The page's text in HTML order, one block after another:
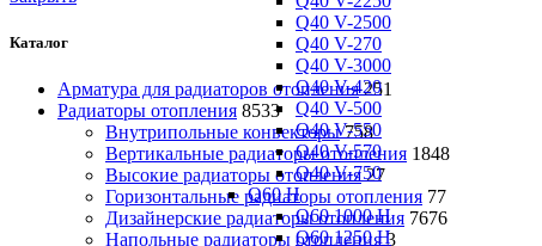
Q40 V-2500
Q40 V-270
Q40 V-3000
Q40 V-420
Q40 V-500
Q40 V-550
Q40 V-570
Q40 V-750
Q60 H
Q60 1000 H
Q60 1250 H
Каталог
Арматура для радиаторов отопления 251
Радиаторы отопления 8533
Внутрипольные конвекторы 758
Вертикальные радиаторы отопления 1848
Высокие радиаторы отопления 27
Горизонтальные радиаторы отопления 77
Дизайнерские радиаторы отопления 7676
Напольные радиаторы отопления 3